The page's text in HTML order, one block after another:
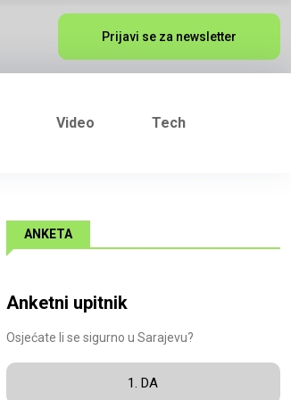
Prijavi se za newsletter
Video Tech
ANKETA
Anketni upitnik
Osjećate li se sigurno u Sarajevu?
1. DA